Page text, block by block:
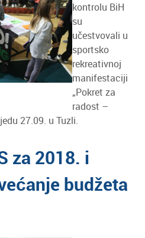
kontrolu BiH
su
učestvovali u
sportsko
rekreativnoj
manifestaciji
„Pokret za
radost –
27.09. u Tuzli.
za 2018. i
budžeta